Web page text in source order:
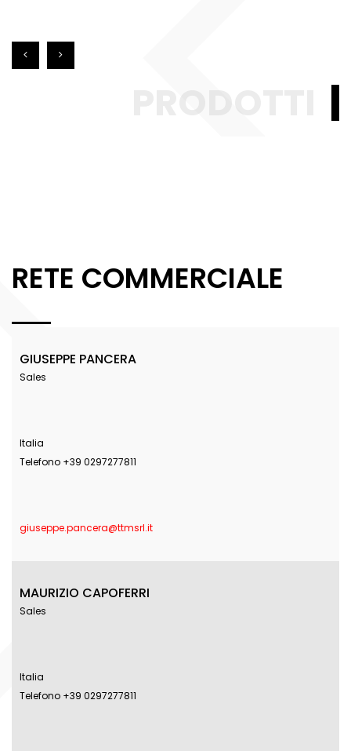
RETE COMMERCIALE
GIUSEPPE PANCERA
Sales
Italia
Telefono +39 0297277811
giuseppe.pancera@ttmsrl.it
MAURIZIO CAPOFERRI
Sales
Italia
Telefono +39 0297277811